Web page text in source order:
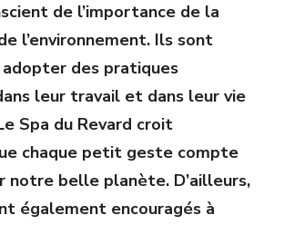
de l’importance de la
l’environnement. Ils sont
adopter des pratiques
leur travail et dans leur vie
Spa du Revard croit
chaque petit geste compte
notre belle planète. D’ailleurs,
également encouragés à